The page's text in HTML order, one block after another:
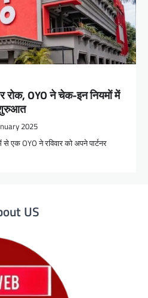
रोक, OYO ने चेक-इन नियमों में
शुरुआत
2025
एक OYO ने रविवार को अपने पार्टनर
US